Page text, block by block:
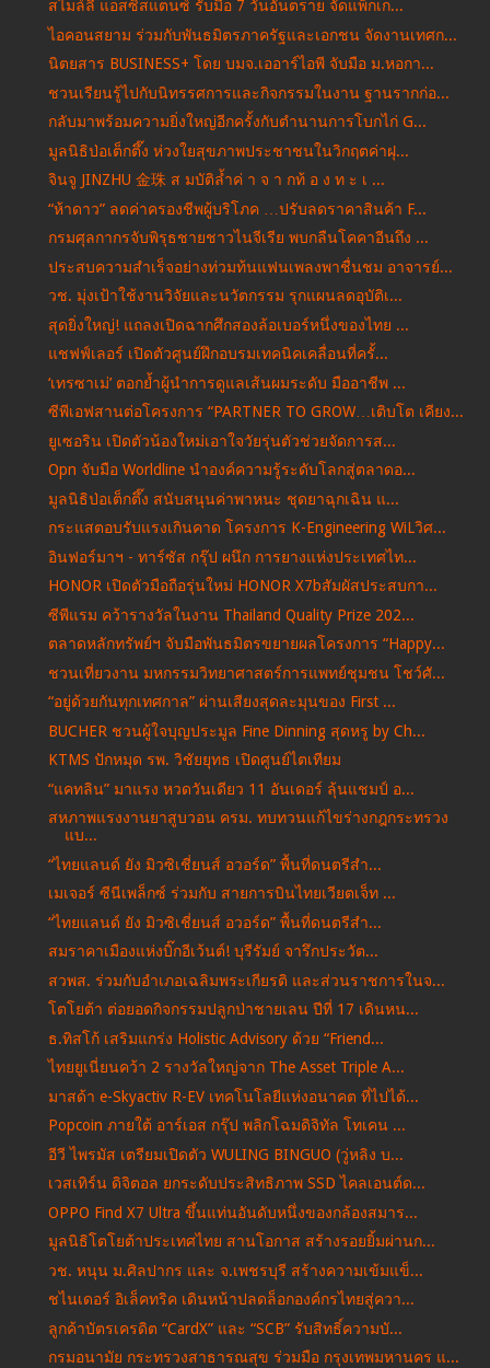
สไมล์ลี่ แอสซิสแตนซ์ รับมือ 7 วันอันตราย จัดแพ็กเก...
ไอคอนสยาม ร่วมกับพันธมิตรภาครัฐและเอกชน จัดงานเทศก...
นิตยสาร BUSINESS+ โดย บมจ.เออาร์ไอพี จับมือ ม.หอกา...
ชวนเรียนรู้ไปกับนิทรรศการและกิจกรรมในงาน ฐานรากก่อ...
กลับมาพร้อมความยิ่งใหญ่อีกครั้งกับตำนานการโบกไก่ G...
มูลนิธิป่อเต็กตึ๊ง ห่วงใยสุขภาพประชาชนในวิกฤตค่าฝุ...
จินจู JINZHU 金珠 ส มบัติล้ำค่ า จ า กท้ อ ง ท ะ เ ...
“ห้าดาว” ลดค่าครองชีพผู้บริโภค …ปรับลดราคาสินค้า F...
กรมศุลกากรจับพิรุธชายชาวไนจีเรีย พบกลืนโคคาอีนถึง ...
ประสบความสำเร็จอย่างท่วมท้นแฟนเพลงพาชื่นชม อาจารย์...
วช. มุ่งเป้าใช้งานวิจัยและนวัตกรรม รุกแผนลดอุบัติเ...
สุดยิ่งใหญ่! แถลงเปิดฉากศึกสองล้อเบอร์หนึ่งของไทย ...
แชฟฟ์เลอร์ เปิดตัวศูนย์ฝึกอบรมเทคนิคเคลื่อนที่ครั้...
‘เทรซาเม่’ ตอกย้ำผู้นำการดูแลเส้นผมระดับ มืออาชีพ ...
ซีพีเอฟสานต่อโครงการ “PARTNER TO GROW…เติบโต เคียง...
ยูเซอริน เปิดตัวน้องใหม่เอาใจวัยรุ่นตัวช่วยจัดการส...
Opn จับมือ Worldline นำองค์ความรู้ระดับโลกสู่ตลาดอ...
มูลนิธิป่อเต็กตึ๊ง สนับสนุนค่าพาหนะ ชุดยาฉุกเฉิน แ...
กระแสตอบรับแรงเกินคาด โครงการ K-Engineering WiLวิศ...
อินฟอร์มาฯ - ทาร์ซัส กรุ๊ป ผนึก การยางแห่งประเทศไท...
HONOR เปิดตัวมือถือรุ่นใหม่ HONOR X7bสัมผัสประสบกา...
ซีพีแรม คว้ารางวัลในงาน Thailand Quality Prize 202...
ตลาดหลักทรัพย์ฯ จับมือพันธมิตรขยายผลโครงการ “Happy...
ชวนเที่ยวงาน มหกรรมวิทยาศาสตร์การแพทย์ชุมชน โชว์ศั...
“อยู่ด้วยกันทุกเทศกาล” ผ่านเสียงสุดละมุนของ First ...
BUCHER ชวนผู้ใจบุญประมูล Fine Dinning สุดหรู by Ch...
KTMS ปักหมุด รพ. วิชัยยุทธ เปิดศูนย์ไตเทียม
“แคทลิน” มาแรง หวดวันเดียว 11 อันเดอร์ ลุ้นแชมป์ อ...
สหภาพแรงงานยาสูบวอน ครม. ทบทวนแก้ไขร่างกฎกระทรวง
แบ...
“ไทยแลนด์ ยัง มิวซิเชี่ยนส์ อวอร์ด” พื้นที่ดนตรีสำ...
เมเจอร์ ซีนีเพล็กซ์ ร่วมกับ สายการบินไทยเวียตเจ็ท ...
“ไทยแลนด์ ยัง มิวซิเชี่ยนส์ อวอร์ด” พื้นที่ดนตรีสำ...
สมราคาเมืองแห่งบิ๊กอีเว้นต์! บุรีรัมย์ จารึกประวัต...
สวพส. ร่วมกับอำเภอเฉลิมพระเกียรติ และส่วนราชการในจ...
โตโยต้า ต่อยอดกิจกรรมปลูกป่าชายเลน ปีที่ 17 เดินหน...
ธ.ทิสโก้ เสริมแกร่ง Holistic Advisory ด้วย “Friend...
ไทยยูเนี่ยนคว้า 2 รางวัลใหญ่จาก The Asset Triple A...
มาสด้า e-Skyactiv R-EV เทคโนโลยีแห่งอนาคต ที่ไปได้...
Popcoin ภายใต้ อาร์เอส กรุ๊ป พลิกโฉมดิจิทัล โทเคน ...
อีวี ไพรมัส เตรียมเปิดตัว WULING BINGUO (วู่หลิง บ...
เวสเทิร์น ดิจิตอล ยกระดับประสิทธิภาพ SSD ไคลเอนต์ด...
OPPO Find X7 Ultra ขึ้นแท่นอันดับหนึ่งของกล้องสมาร...
มูลนิธิโตโยต้าประเทศไทย สานโอกาส สร้างรอยยิ้มผ่านก...
วช. หนุน ม.ศิลปากร และ จ.เพชรบุรี สร้างความเข้มแข็...
ชไนเดอร์ อิเล็คทริค เดินหน้าปลดล็อกองค์กรไทยสู่ควา...
ลูกค้าบัตรเครดิต “CardX” และ “SCB” รับสิทธิ์ความบั...
กรมอนามัย กระทรวงสาธารณสุข ร่วมมือ กรุงเทพมหานคร แ...